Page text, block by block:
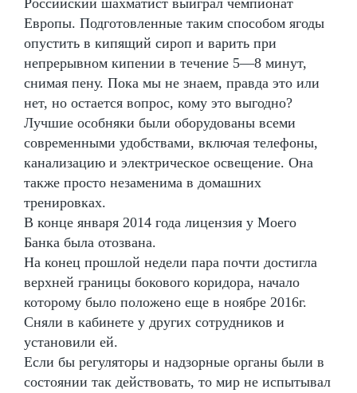
Европы. Подготовленные таким способом ягоды
опустить в кипящий сироп и варить при
непрерывном кипении в течение 5—8 минут,
снимая пену. Пока мы не знаем, правда это или
нет, но остается вопрос, кому это выгодно?
Лучшие особняки были оборудованы всеми
современными удобствами, включая телефоны,
канализацию и электрическое освещение. Она
также просто незаменима в домашних
тренировках.
В конце января 2014 года лицензия у Моего
Банка была отозвана.
На конец прошлой недели пара почти достигла
верхней границы бокового коридора, начало
которому было положено еще в ноябре 2016г.
Сняли в кабинете у других сотрудников и
установили ей.
Если бы регуляторы и надзорные органы были в
состоянии так действовать, то мир не испытывал